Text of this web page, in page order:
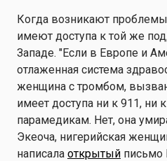
Когда возникают
имеют доступа к той же
Западе. "Если в Европе и
отлаженная система
женщина с тромбом,
имеет доступа ни к 911, ни
парамедикам. Нет, она
Экеоча, нигерийская
написала открытый письмо